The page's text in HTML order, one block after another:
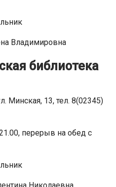
Владимировна
библиотека
Минская, 13, тел. 8(02345)
перерыв на обед с